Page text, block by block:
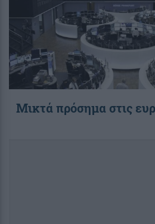
Μικτά πρόσημα στις